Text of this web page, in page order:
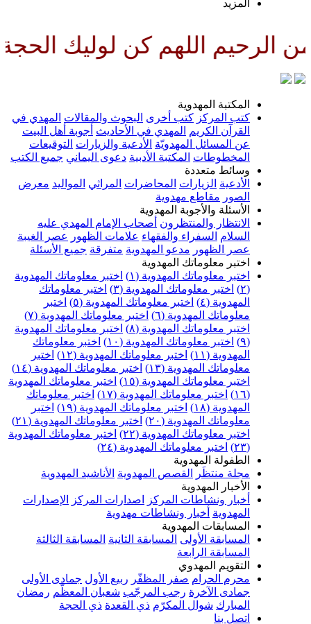
كن لوليك الحجة بن
المهدوية
كتب أخرى البحوث والمقالات المهدي في
المهدي في الأحاديث أجوبة أهل البيت
المسائل المهدويّة الأدعية والزيارات التوقيعات
المكتبة الأدبية دعوى اليماني جميع الكتب
متعددة
الزيارات المحاضرات المراثي المواليد معرض
مقاطع مهدوية
والأجوبة المهدوية
والمنتظرون أصحاب الإمام المهدي عليه
السفراء والفقهاء علامات الظهور عصر الغيبة
مدعو المهدوية متفرقة جميع الأسئلة
معلوماتك المهدوية
معلوماتك المهدوية (١)
اختبر معلوماتك المهدوية
اختبر معلوماتك المهدوية (٣)
اختبر معلوماتك
اختبر معلوماتك المهدوية (٥)
اختبر
المهدوية (٦)
اختبر معلوماتك المهدوية (٧)
معلوماتك المهدوية (٨)
اختبر معلوماتك المهدوية
اختبر معلوماتك المهدوية (١٠)
اختبر معلوماتك
اختبر معلوماتك المهدوية (١٢)
اختبر
المهدوية (١٣)
اختبر معلوماتك المهدوية (١٤)
معلوماتك المهدوية (١٥)
اختبر معلوماتك المهدوية
اختبر معلوماتك المهدوية (١٧)
اختبر معلوماتك
اختبر معلوماتك المهدوية (١٩)
اختبر
المهدوية (٢٠)
اختبر معلوماتك المهدوية (٢١)
معلوماتك المهدوية (٢٢)
اختبر معلوماتك المهدوية
اختبر معلوماتك المهدوية (٢٤)
المهدوية
منتظَر
القصص المهدوية الأناشيد المهدوية
المهدوية
ونشاطات المركز اصدارات المركز الإصدارات
أخبار ونشاطات مهدوية
المهدوية
الأولى المسابقة الثانية المسابقة الثالثة
الرابعة
المهدوي
الحرام
صفر المظفّر ربيع الأول جمادى الأولى
رجب المرجّب شعبان المعظّم رمضان
شوال المكرّم ذي القعدة ذي الحجة